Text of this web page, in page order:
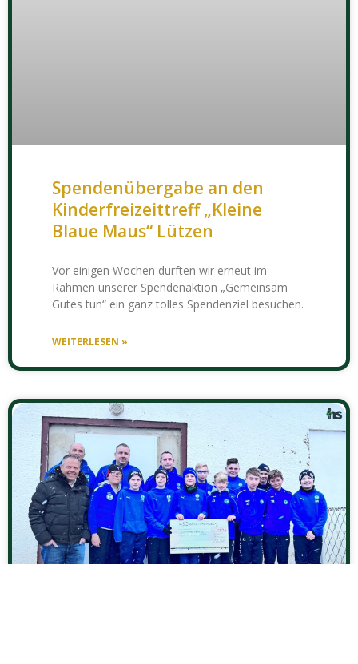
Spendenübergabe an den
Kinderfreizeittreff „Kleine
Blaue Maus“ Lützen
Vor einigen Wochen durften wir erneut im
Rahmen unserer Spendenaktion „Gemeinsam
Gutes tun“ ein ganz tolles Spendenziel besuchen.
WEITERLESEN »